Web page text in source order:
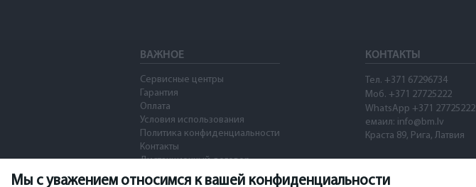
Мы с уважением относимся к вашей конфиденциальности
ВАЖНОЕ
Сервисные центры
Гарантия
Оплата
Условия использования
Политика конфиденциальности
Контакты
Дистанционный договор
КОНТАКТЫ
Тел. +371 67296734
Моб. +371 27725222
WhatsApp +371 27725222
емаил: info@bm.lv
Краста 89, Рига, Латвия